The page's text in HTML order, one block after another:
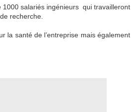
1000 salariés ingénieurs qui travailleront
recherche.
la santé de l’entreprise mais également